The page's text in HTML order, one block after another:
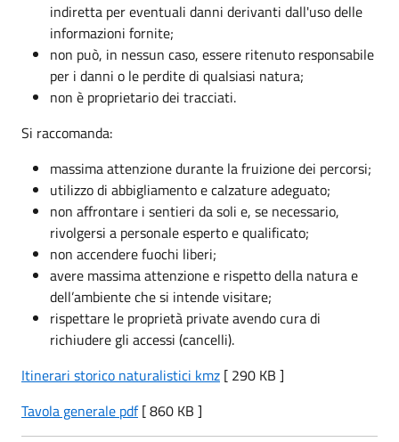
indiretta per eventuali danni derivanti dall'uso delle
informazioni fornite;
non può, in nessun caso, essere ritenuto responsabile
per i danni o le perdite di qualsiasi natura;
non è proprietario dei tracciati.
Si raccomanda:
massima attenzione durante la fruizione dei percorsi;
utilizzo di abbigliamento e calzature adeguato;
non affrontare i sentieri da soli e, se necessario,
rivolgersi a personale esperto e qualificato;
non accendere fuochi liberi;
avere massima attenzione e rispetto della natura e
dell’ambiente che si intende visitare;
rispettare le proprietà private avendo cura di
richiudere gli accessi (cancelli).
Itinerari storico naturalistici kmz [ 290 KB ]
Tavola generale pdf[ 860 KB ]